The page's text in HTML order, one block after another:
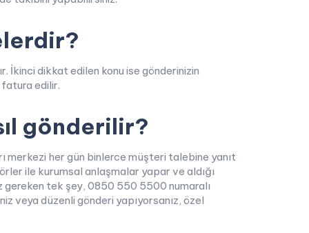
İkinci dikkat edilen konu ise gönderinizin
fatura edilir.
gönderilir?
merkezi her gün binlerce müşteri talebine yanıt
ile kurumsal anlaşmalar yapar ve aldığı
gereken tek şey, 0850 550 5500 numaralı
veya düzenli gönderi yapıyorsanız, özel